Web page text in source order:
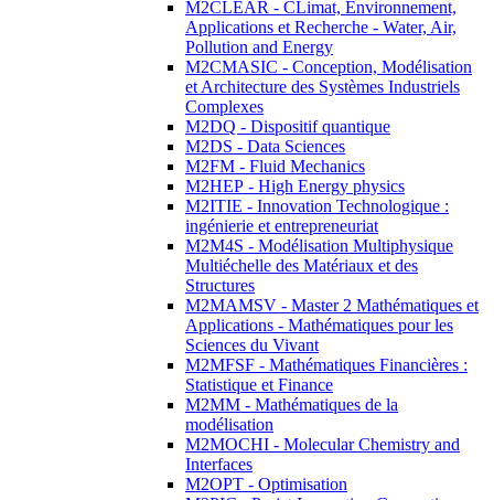
M2CLEAR - CLimat, Environnement,
Applications et Recherche - Water, Air,
Pollution and Energy
M2CMASIC - Conception, Modélisation
et Architecture des Systèmes Industriels
Complexes
M2DQ - Dispositif quantique
M2DS - Data Sciences
M2FM - Fluid Mechanics
M2HEP - High Energy physics
M2ITIE - Innovation Technologique :
ingénierie et entrepreneuriat
M2M4S - Modélisation Multiphysique
Multiéchelle des Matériaux et des
Structures
M2MAMSV - Master 2 Mathématiques et
Applications - Mathématiques pour les
Sciences du Vivant
M2MFSF - Mathématiques Financières :
Statistique et Finance
M2MM - Mathématiques de la
modélisation
M2MOCHI - Molecular Chemistry and
Interfaces
M2OPT - Optimisation